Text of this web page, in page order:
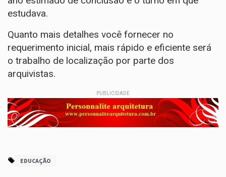
estudava.
Quanto mais detalhes você fornecer no
requerimento inicial, mais rápido e eficiente será
o trabalho de localização por parte dos
arquivistas.
PUBLICIDADE
EDUCAÇÃO